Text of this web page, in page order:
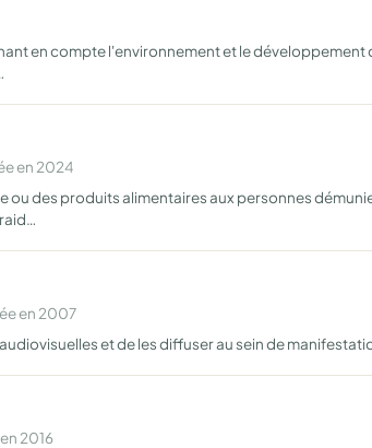
en compte l'environnement et le
en 2024
des produits alimentaires aux personnes
en 2007
et de les diffuser au sein de
2016